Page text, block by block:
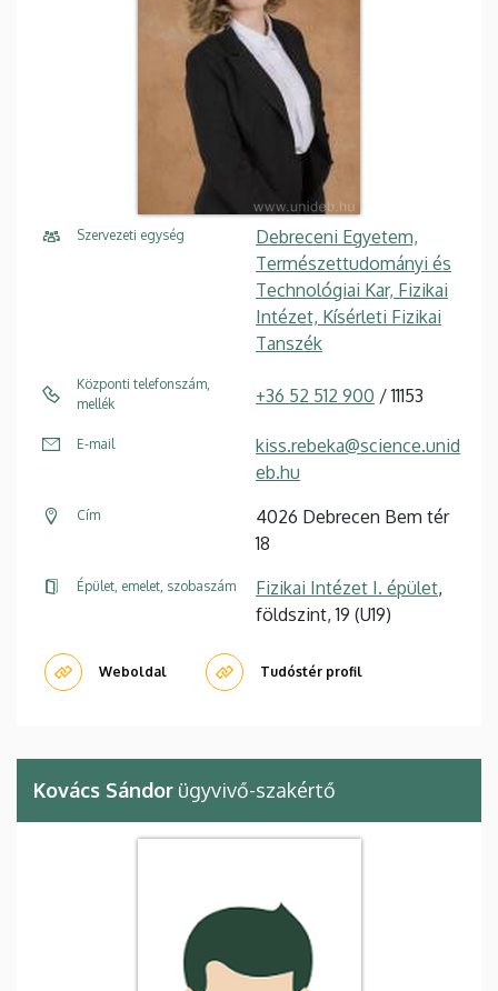
Szervezeti egység
Debreceni Egyetem,
Természettudományi és
Technológiai Kar, Fizikai
Intézet, Kísérleti Fizikai
Tanszék
Központi telefonszám,
mellék
+36 52 512 900 / 11153
E-mail
kiss.rebeka@science.unid
eb.hu
Cím
4026 Debrecen Bem tér
18
Épület, emelet, szobaszám Fizikai Intézet I. épület,
földszint, 19 (U19)
Weboldal Tudóstér profil
Kovács Sándor ügyvivő-szakértő